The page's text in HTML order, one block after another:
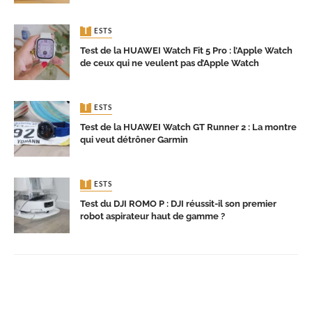
TESTS
Test de la HUAWEI Watch Fit 5 Pro : l’Apple Watch
de ceux qui ne veulent pas d’Apple Watch
TESTS
Test de la HUAWEI Watch GT Runner 2 : La montre
qui veut détrôner Garmin
TESTS
Test du DJI ROMO P : DJI réussit-il son premier
robot aspirateur haut de gamme ?